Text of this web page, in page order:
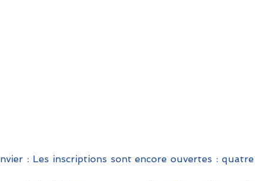
: Les inscriptions sont encore ouvertes : quatre